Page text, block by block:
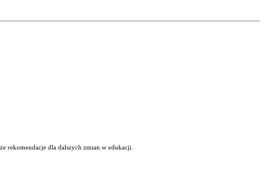
rekomendacje dla dalszych zmian w edukacji.